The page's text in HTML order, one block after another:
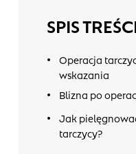
SPIS
Operacja
wskazania
Blizna po
Jak
tarczycy?